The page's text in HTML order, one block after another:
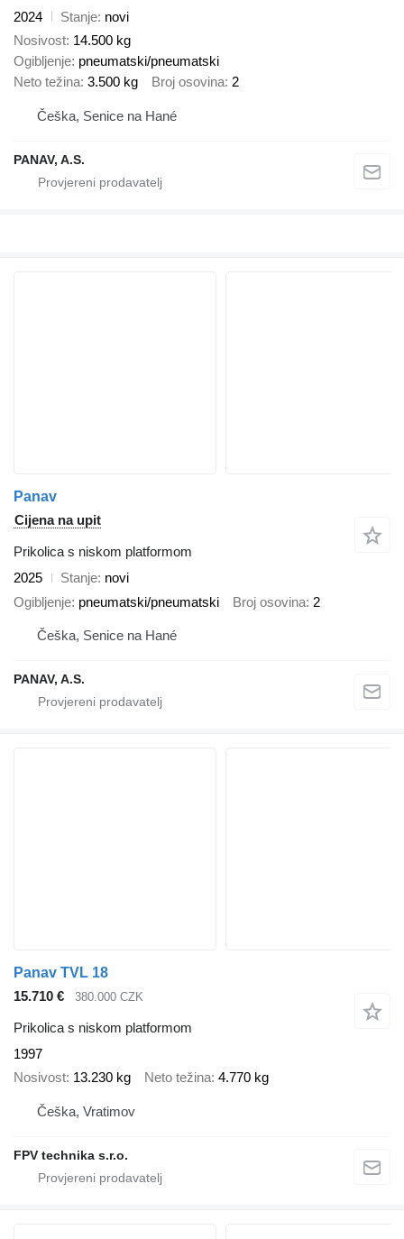
2024
Stanje novi
Nosivost 14.500 kg
Ogibljenje pneumatski/pneumatski
Neto težina 3.500 kg Broj osovina 2
Češka, Senice na Hané
PANAV, A.S.
Panav
Cijena na upit
Prikolica s niskom platformom
2025
Stanje novi
Ogibljenje pneumatski/pneumatski Broj osovina 2
Češka, Senice na Hané
PANAV, A.S.
Panav TVL 18
15.710 €
380.000 CZK
Prikolica s niskom platformom
1997
Nosivost 13.230 kg Neto težina 4.770 kg
Češka, Vratimov
FPV technika s.r.o.